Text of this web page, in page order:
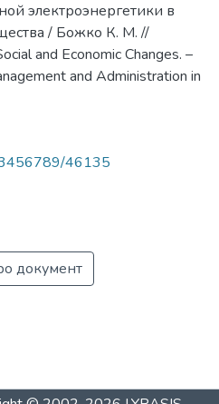
электроэнергетики в
/ Божко К. М. //
and Economic Changes. –
and Administration in
46135
документ